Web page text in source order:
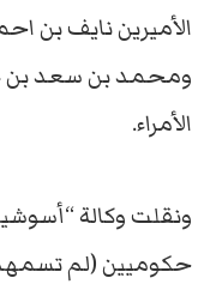
الأميرين نايف بن
ومحمد بن سعد بن
الأمراء.
ونقلت وكالة
حكوميين (لم